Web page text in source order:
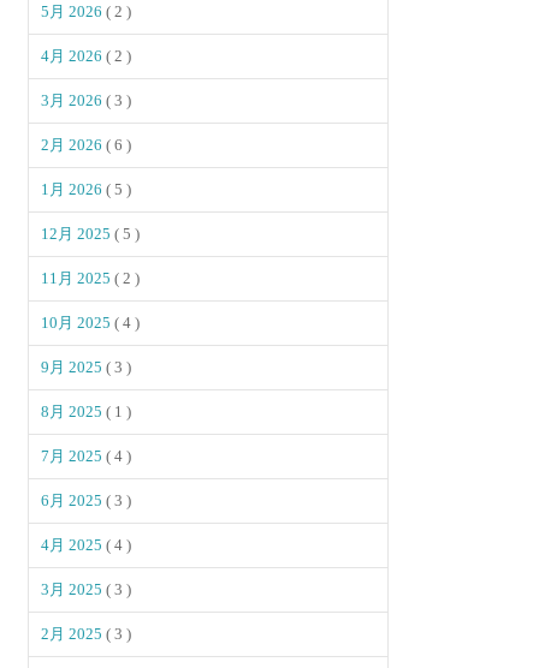
5月 2026( 2 )
4月 2026( 2 )
3月 2026( 3 )
2月 2026( 6 )
1月 2026( 5 )
12月 2025( 5 )
11月 2025( 2 )
10月 2025( 4 )
9月 2025( 3 )
8月 2025( 1 )
7月 2025( 4 )
6月 2025( 3 )
4月 2025( 4 )
3月 2025( 3 )
2月 2025( 3 )